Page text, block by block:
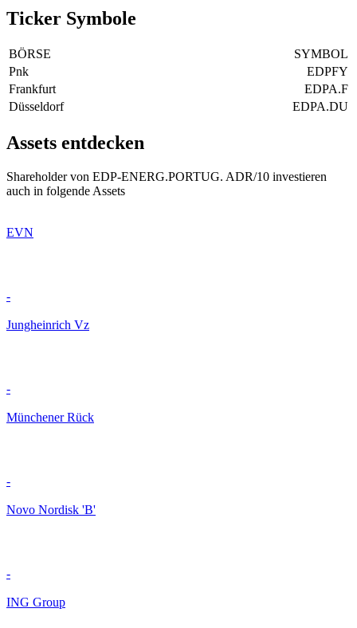
Ticker Symbole
BÖRSE
SYMBOL
Pnk
EDPFY
Frankfurt
EDPA.F
Düsseldorf
EDPA.DU
Assets entdecken
Shareholder von EDP-ENERG.PORTUG. ADR/10 investieren
auch in folgende Assets
EVN
-
Jungheinrich Vz
-
Münchener Rück
-
Novo Nordisk 'B'
-
ING Group